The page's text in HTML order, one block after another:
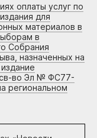
оплаты услуг по
для
материалов в
в
Собрания
назначенных на
во Эл № ФС77-
региональном